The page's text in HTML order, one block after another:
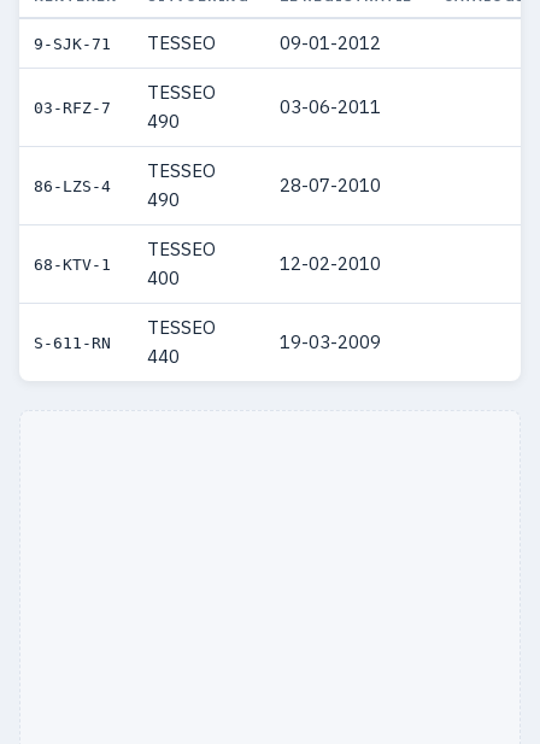
9-SJK-71 TESSEO 09-01-2012
03-RFZ-7
TESSEO
490
03-06-2011
86-LZS-4
TESSEO
490
28-07-2010
68-KTV-1
TESSEO
400
12-02-2010
S-611-RN
TESSEO
440
19-03-2009